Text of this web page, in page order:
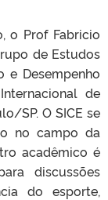
o Prof Fabricio
de Estudos
e Desempenho
de
SP. O SICE se
no campo da
acadêmico é
discussões
do esporte,